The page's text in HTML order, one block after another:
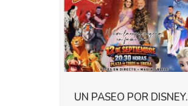
UN PASEO POR DISNEY.